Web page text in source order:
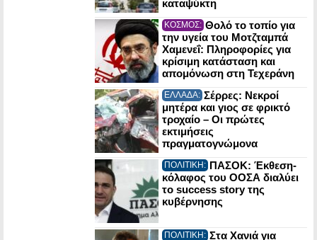
καταψύκτη
ΚΟΣΜΟΣ: Θολό το τοπίο για
την υγεία του Μοτζταμπά
Χαμενεΐ: Πληροφορίες για
κρίσιμη κατάσταση και
απομόνωση στη Τεχεράνη
ΕΛΛΑΔΑ: Σέρρες: Νεκροί
μητέρα και γιος σε φρικτό
τροχαίο – Οι πρώτες
εκτιμήσεις
πραγματογνώμονα
ΠΟΛΙΤΙΚΗ: ΠΑΣΟΚ: Έκθεση-
κόλαφος του ΟΟΣΑ διαλύει
το success story της
κυβέρνησης
ΠΟΛΙΤΙΚΗ: Στα Χανιά για